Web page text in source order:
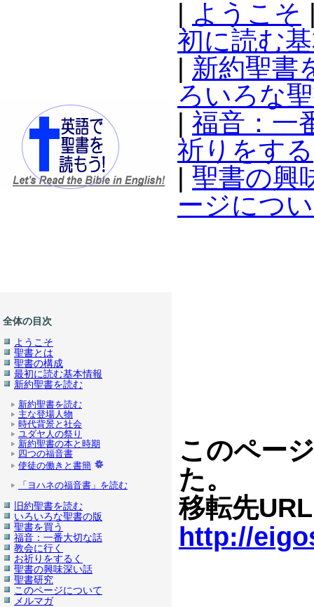
ようこそ
初に読む
新約聖書
ろいろな
福音：一
祈りをする
聖書の興
ージにつ
全体の目次
ようこそ
聖書とは
聖書の構成
最初に読む基本情報
新約聖書を読む
新約聖書を読む
主な登場人物
時代背景と社会
ユダヤ人の祭り
新約聖書の本と時期
四つの福音書
使徒の働きと書簡
「ヨハネの福音書」を読む
旧約聖書を読む
いろいろな聖書の版
聖書を買う
福音：一番大切な話
教会に行く
お祈りをするく
聖書の興味深い話
聖書研究
このページについて
メルマガ
このペー
た。
移転先
http://